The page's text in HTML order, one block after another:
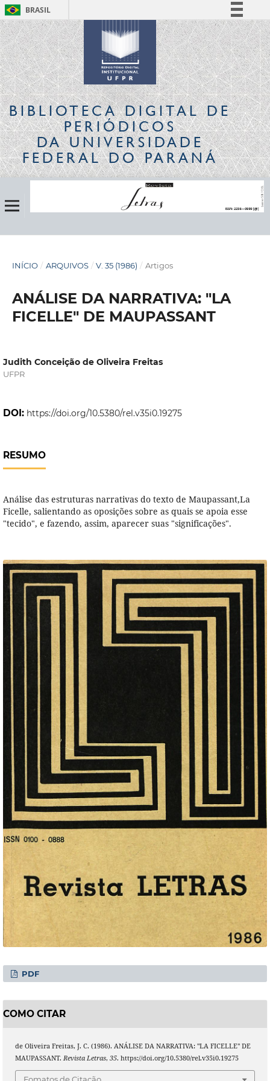
BRASIL
Simplifique!
Comunica BR
Participe
Acesso à informação
Legislação
Canais
BIBLIOTECA DIGITALDE
PERIÓDICOS
DA UNIVERSIDADE
FEDERAL DO PARANÁ
INÍCIO / ARQUIVOS / V. 35 (1986) / Artigos
ANÁLISE DA NARRATIVA: "LA
FICELLE" DE MAUPASSANT
Judith Conceição de Oliveira Freitas
UFPR
DOI: https://doi.org/10.5380/rel.v35i0.19275
RESUMO
Análise das estruturas narrativas do texto de Maupassant,La
Ficelle, salientando as oposições sobre as quais se apoia esse
"tecido", e fazendo, assim, aparecer suas "significações".
PDF
COMO CITAR
de Oliveira Freitas, J. C. (1986). ANÁLISE DA NARRATIVA: "LA FICELLE" DE
MAUPASSANT. Revista Letras, 35. https://doi.org/10.5380/rel.v35i0.19275